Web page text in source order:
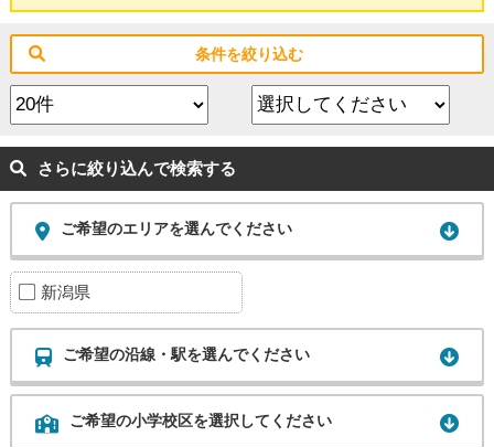
条件を絞り込む
さらに絞り込んで検索する
ご希望のエリアを選んでください
新潟県
ご希望の沿線・駅を選んでください
ご希望の小学校区を選択してください